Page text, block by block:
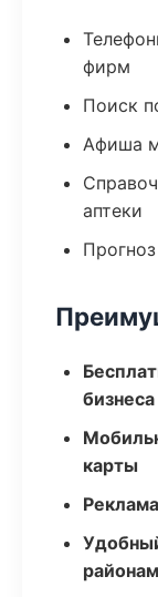
фирм
Поиск
Афиша
аптеки
бизнеса
карты
районам